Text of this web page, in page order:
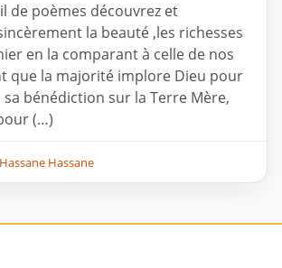
de poèmes découvrez et
la beauté ,les richesses
en la comparant à celle de nos
que la majorité implore Dieu pour
sa bénédiction sur la Terre Mère,
(…)
Hassane